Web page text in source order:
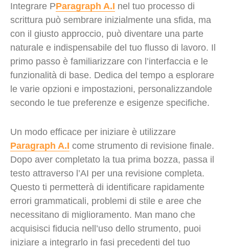
Integrare PParagraph A.I nel tuo processo di
scrittura può sembrare inizialmente una sfida, ma
con il giusto approccio, può diventare una parte
naturale e indispensabile del tuo flusso di lavoro. Il
primo passo è familiarizzare con l’interfaccia e le
funzionalità di base. Dedica del tempo a esplorare
le varie opzioni e impostazioni, personalizzandole
secondo le tue preferenze e esigenze specifiche.
Un modo efficace per iniziare è utilizzare
Paragraph A.I come strumento di revisione finale.
Dopo aver completato la tua prima bozza, passa il
testo attraverso l’AI per una revisione completa.
Questo ti permetterà di identificare rapidamente
errori grammaticali, problemi di stile e aree che
necessitano di miglioramento. Man mano che
acquisisci fiducia nell’uso dello strumento, puoi
iniziare a integrarlo in fasi precedenti del tuo